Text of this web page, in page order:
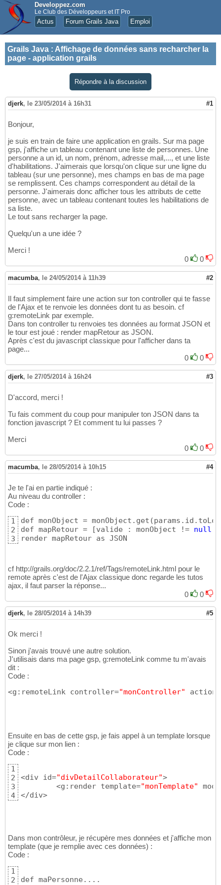
Developpez.com
Le Club des Développeurs et IT Pro
Actus Forum Grails Java Emploi
Grails Java : Affichage de données sans recharcher la
page - application grails
Répondre à la discussion
djerk, le 23/05/2014 à 16h31 #1
Bonjour,
je suis en train de faire une application en grails. Sur ma page
gsp, j'affiche un tableau contenant une liste de personnes. Une
personne a un id, un nom, prénom, adresse mail,..., et une liste
d'habilitations. J'aimerais que lorsqu'on clique sur une ligne du
tableau (sur une personne), mes champs en bas de ma page
se remplissent. Ces champs correspondent au détail de la
personne. J'aimerais donc afficher tous les attributs de cette
personne, avec un tableau contenant toutes les habilitations de
sa liste.
Le tout sans recharger la page.
Quelqu'un a une idée ?
Merci !
0
0
macumba, le 24/05/2014 à 11h39 #2
Il faut simplement faire une action sur ton controller qui te fasse
de l'Ajax et te renvoie les données dont tu as besoin. cf
g:remoteLink par exemple.
Dans ton controller tu renvoies tes données au format JSON et
le tour est joué : render mapRetour as JSON.
Après c'est du javascript classique pour l'afficher dans ta
page...
0
0
djerk, le 27/05/2014 à 16h24 #3
D'accord, merci !
Tu fais comment du coup pour manipuler ton JSON dans ta
fonction javascript ? Et comment tu lui passes ?
Merci
0
0
macumba, le 28/05/2014 à 10h15 #4
Je te l'ai en partie indiqué :
Au niveau du controller :
Code :
1
2
3
def monObject = monObject.get (
def mapRetour =
[valide : monObject != null
render mapRetour as JSON
cf http://grails.org/doc/2.2.1/ref/Tags/remoteLink.html pour le
remote après c'est de l'Ajax classique donc regarde les tutos
ajax, il faut parser la réponse...
0
0
djerk, le 28/05/2014 à 14h39 #5
Ok merci !
Sinon j'avais trouvé une autre solution.
J'utilisais dans ma page gsp, g:remoteLink comme tu m'avais
dit :
Code :
<g:remoteLink controller="monController" action=
Ensuite en bas de cette gsp, je fais appel à un template lorsque
je clique sur mon lien :
Code :
1
2
3
4
<div id="divDetailCollaborateur">
  	<g:render template=
"monTemplate"
</div>
Dans mon contrôleur, je récupère mes données et j'affiche mon
template (que je remplie avec ces données) :
Code :
1
2
def maPersonne....